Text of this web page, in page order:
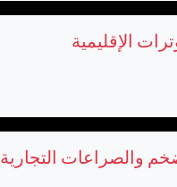
الإقليمية
والصراعات التجارية